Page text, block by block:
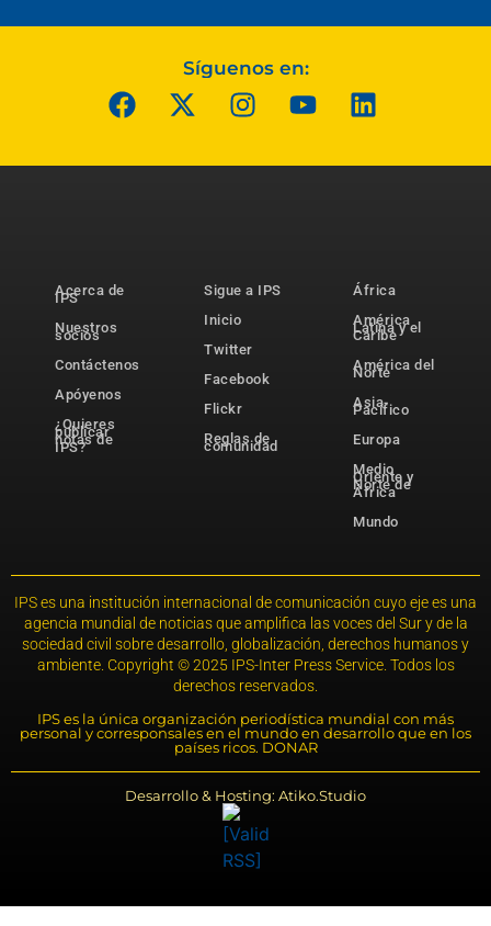
Síguenos en:
Acerca de
IPS
Nuestros
socios
Contáctenos
Apóyenos
¿Quieres
publicar
notas de
IPS?
Sigue a IPS
Inicio
Twitter
Facebook
Flickr
Reglas de
comunidad
África
América
Latina y el
Caribe
América del
Norte
Asia-
Pacífico
Europa
Medio
Oriente y
Norte de
África
Mundo
IPS es una institución internacional de comunicación cuyo eje es una
agencia mundial de noticias que amplifica las voces del Sur y de la
sociedad civil sobre desarrollo, globalización, derechos humanos y
ambiente. Copyright © 2025 IPS-Inter Press Service. Todos los
derechos reservados.
IPS es la única organización periodística mundial con más
personal y corresponsales en el mundo en desarrollo que en los
países ricos. DONAR
Desarrollo & Hosting: Atiko.Studio